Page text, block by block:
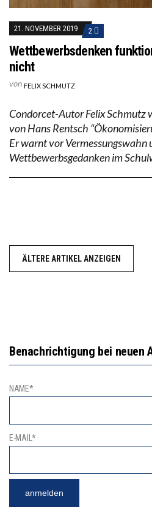
21. NOVEMBER 2019 2
Wettbewerbsdenken
nicht
von FELIX SCHMUTZ
Condorcet-Autor Felix Schmutz
von Hans Rentsch
Er warnt vor Vermessungswahn
Wettbewerbsgedanken im
ÄLTERE ARTIKEL ANZEIGEN
Benachrichtigung bei neuen
NAME*
E-MAIL*